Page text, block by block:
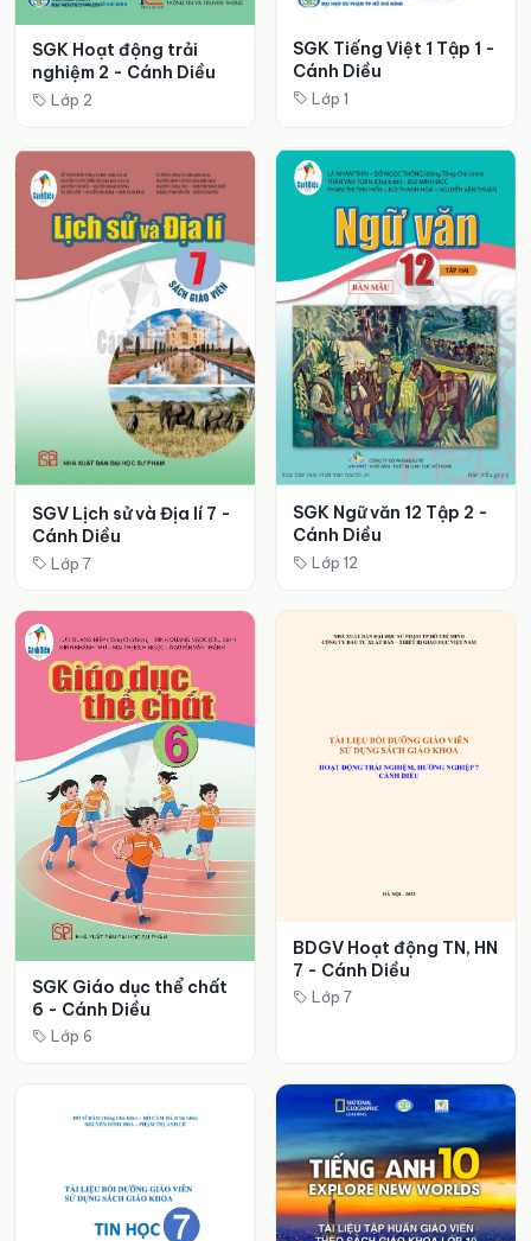
SGK Hoạt động trải
nghiệm 2 - Cánh Diều
Lớp 2
SGK Tiếng Việt 1 Tập 1 -
Cánh Diều
Lớp 1
SGV Lịch sử và Địa lí 7 -
Cánh Diều
Lớp 7
SGK Ngữ văn 12 Tập 2 -
Cánh Diều
Lớp 12
SGK Giáo dục thể chất
6 - Cánh Diều
Lớp 6
BDGV Hoạt động TN, HN
7 - Cánh Diều
Lớp 7